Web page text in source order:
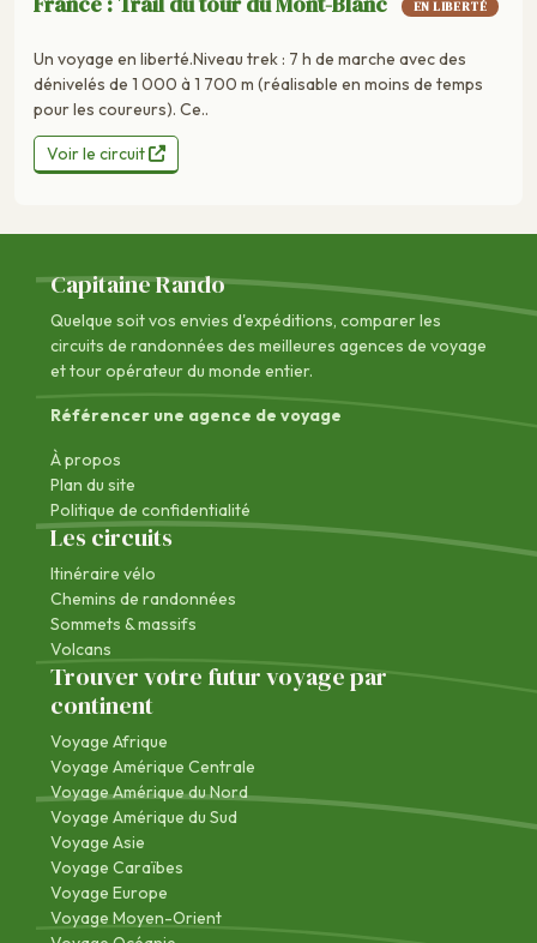
EN LIBERTÉ
Un voyage en liberté.Niveau trek : 7 h de marche avec des
dénivelés de 1 000 à 1 700 m (réalisable en moins de temps
pour les coureurs). Ce..
Voir le circuit
Capitaine Rando
Quelque soit vos envies d'expéditions, comparer les
circuits de randonnées des meilleures agences de voyage
et tour opérateur du monde entier.
Référencer une agence de voyage
À propos
Plan du site
Politique de confidentialité
Les circuits
Itinéraire vélo
Chemins de randonnées
Sommets & massifs
Volcans
Trouver votre futur voyage par
continent
Voyage Afrique
Voyage Amérique Centrale
Voyage Amérique du Nord
Voyage Amérique du Sud
Voyage Asie
Voyage Caraïbes
Voyage Europe
Voyage Moyen-Orient